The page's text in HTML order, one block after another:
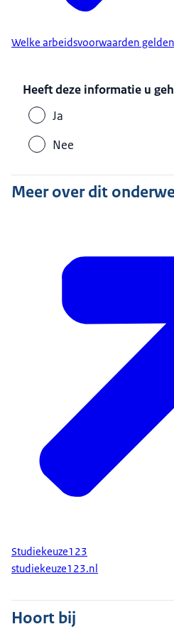
Welke arbeidsvoorwaarden
Heeft deze informatie u
Ja
Nee
Meer over dit
Studiekeuze123
studiekeuze123.nl
Hoort bij